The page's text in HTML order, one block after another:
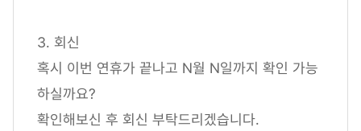
3. 회신
혹시 이번 연휴가 끝나고 N월 N일까지 확인 가능
하실까요?
확인해보신 후 회신 부탁드리겠습니다.